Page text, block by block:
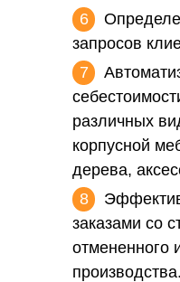
запросов
различных
корпусной
дерева,
заказами со
отмененного
производства.